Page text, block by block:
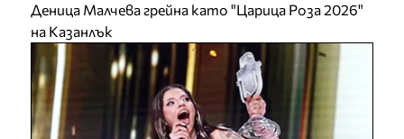
Деница Малчева грейна като "Царица Роза 2026"
на Казанлък